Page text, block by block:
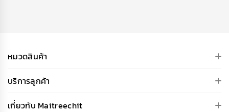
หมวดสินค้า
บริการลูกค้า
เกี่ยวกับ Maitreechit